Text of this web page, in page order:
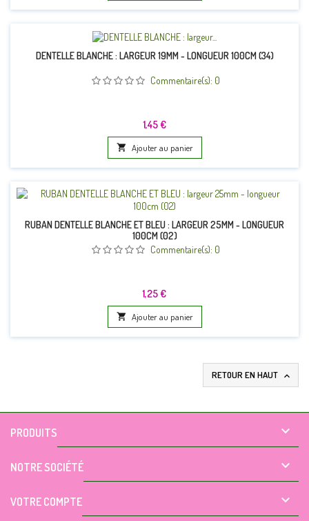
DENTELLE BLANCHE : LARGEUR 19MM - LONGUEUR 100CM (34)
Commentaire(s): 0
Prix
1,45 €
 Ajouter au panier
RUBAN DENTELLE BLANCHE ET BLEU : LARGEUR 25MM - LONGUEUR
100CM (02)
Commentaire(s): 0
Prix
1,25 €
 Ajouter au panier
RETOUR EN HAUT 
PRODUITS 
NOTRE SOCIÉTÉ 
VOTRE COMPTE 